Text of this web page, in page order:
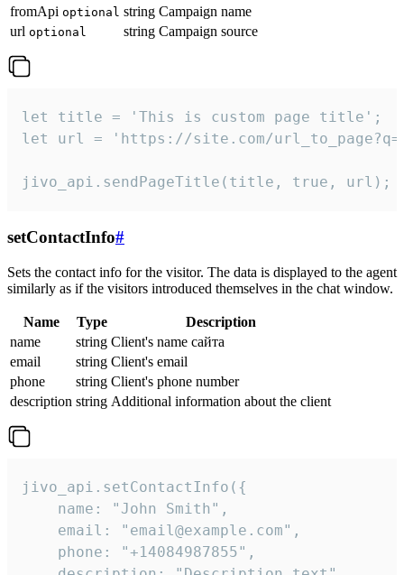
fromApi optional string Campaign name
url optional string Campaign source
let title = 'This is custom page title';
let url = 'https://site.com/
jivo_api.sendPageTitle(title, true, url);
setContactInfo#
Sets the contact info for the visitor. The data is displayed to the agent
similarly as if the visitors introduced themselves in the chat window.
Name Type
Description
name
string Client's name сайта
email
string Client's email
phone
string Client's phone number
description string Additional information about the client
jivo_api.setContactInfo({
    name: "John Smith",
    email: "email@example.com",
    phone: "+14084987855",